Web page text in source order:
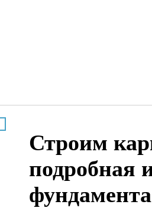
Строим
подробная